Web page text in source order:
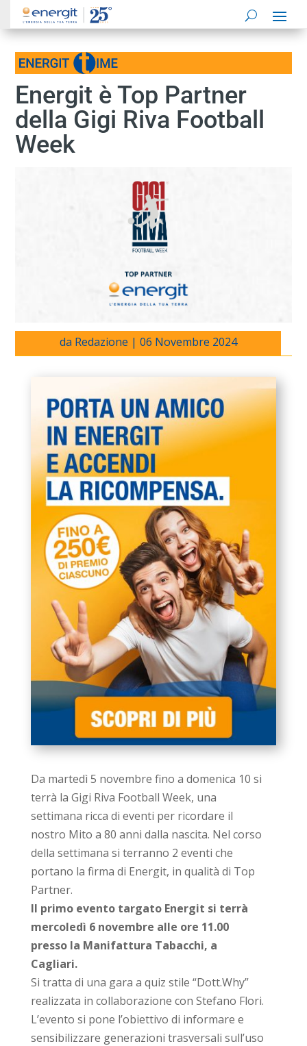
Energit è Top Partner
della Gigi Riva Football
Week
da Redazione | 06 Novembre 2024
Da martedì 5 novembre fino a domenica 10 si
terrà la Gigi Riva Football Week, una
settimana ricca di eventi per ricordare il
nostro Mito a 80 anni dalla nascita. Nel corso
della settimana si terranno 2 eventi che
portano la firma di Energit, in qualità di Top
Partner.
Il primo evento targato Energit si terrà
mercoledì 6 novembre alle ore 11.00
presso la Manifattura Tabacchi, a
Cagliari.
Si tratta di una gara a quiz stile “Dott.Why”
realizzata in collaborazione con Stefano Flori.
L’evento si pone l’obiettivo di informare e
sensibilizzare generazioni trasversali sull’uso